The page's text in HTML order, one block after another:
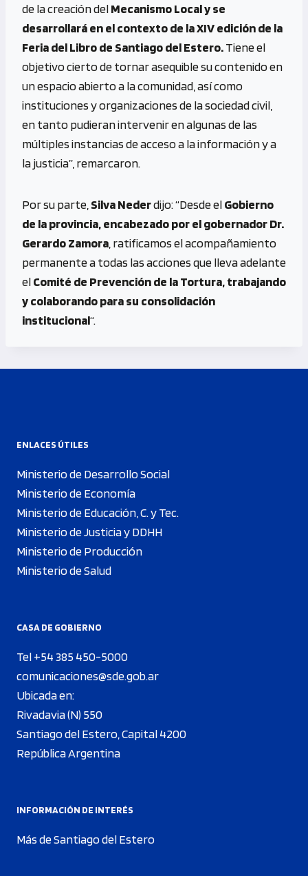
de la creación delMecanismo Local y se
desarrollará en el contexto de la XIV edición de la
Feria del Libro de Santiago del Estero.Tiene el
objetivo cierto de tornar asequible su contenido en
un espacio abierto a la comunidad, así como
instituciones y organizaciones de la sociedad civil,
en tanto pudieran intervenir en algunas de las
múltiples instancias de acceso a la información y a
la justicia”, remarcaron.
Por su parte, Silva Nederdijo: “Desde elGobierno
de la provincia, encabezado por el gobernador Dr.
Gerardo Zamora , ratificamos el acompañamiento
permanente a todas las acciones que lleva adelante
elComité de Prevención de la Tortura, trabajando
y colaborando para su consolidación
institucional“.
ENLACES ÚTILES
Ministerio de Desarrollo Social
Ministerio de Economía
Ministerio de Educación, C. y Tec.
Ministerio de Justicia y DDHH
Ministerio de Producción
Ministerio de Salud
CASA DE GOBIERNO
Tel +54 385 450-5000
comunicaciones@sde.gob.ar
Ubicada en:
Rivadavia (N) 550
Santiago del Estero, Capital 4200
República Argentina
INFORMACIÓN DE INTERÉS
Más de Santiago del Estero